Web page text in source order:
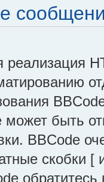
реализация
может быть
BBCode
скобки
обратитесь